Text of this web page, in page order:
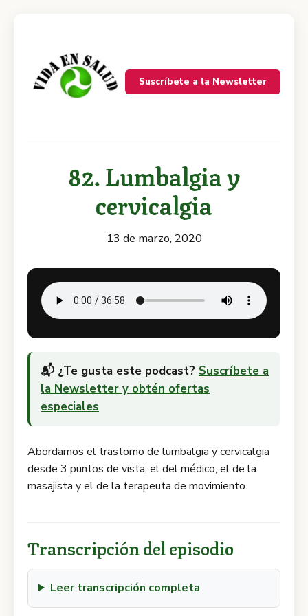
Suscríbete a la Newsletter
82. Lumbalgia y
cervicalgia
13 de marzo, 2020
📬 ¿Te gusta este podcast? Suscríbete a
la Newsletter y obtén ofertas
especiales
Abordamos el trastorno de lumbalgia y cervicalgia
desde 3 puntos de vista; el del médico, el de la
masajista y el de la terapeuta de movimiento.
Transcripción del episodio
Leer transcripción completa